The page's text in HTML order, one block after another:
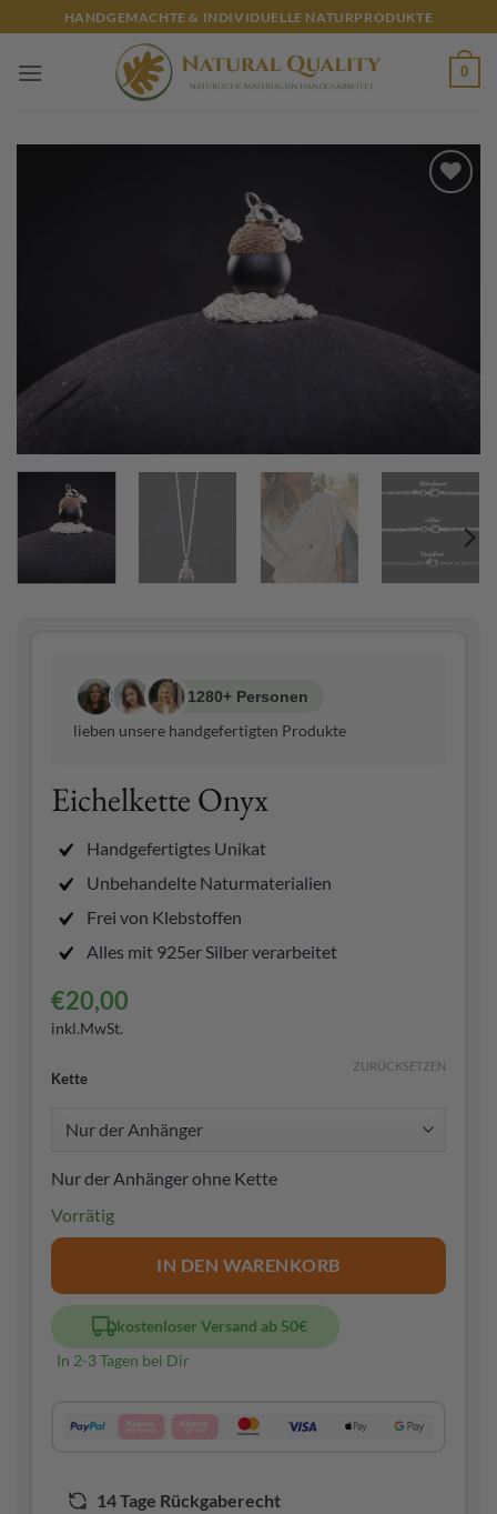
Inhalt
springen
HANDGEMACHTE & INDIVIDUELLE NATURPRODUKTE
0
1280+ Personen
lieben unsere handgefertigten Produkte
Eichelkette Onyx
Handgefertigtes Unikat
Unbehandelte Naturmaterialien
Frei von Klebstoffen
Alles mit 925er Silber verarbeitet
€20,00
inkl.MwSt.
Kette
ZURÜCKSETZEN
Nur der Anhänger ohne Kette
Vorrätig
IN DEN WARENKORB
kostenloser Versand ab 50€
In 2-3 Tagen bei Dir
14 Tage Rückgaberecht